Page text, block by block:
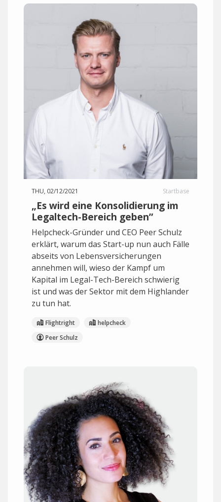
THU, 02/12/2021 Startbase
„Es wird eine Konsolidierung im
Legaltech-Bereich geben”
Helpcheck-Gründer und CEO Peer Schulz
erklärt, warum das Start-up nun auch Fälle
abseits von Lebensversicherungen
annehmen will, wieso der Kampf um
Kapital im Legal-Tech-Bereich schwierig
ist und was der Sektor mit dem Highlander
zu tun hat.
Flightright
helpcheck
Peer Schulz